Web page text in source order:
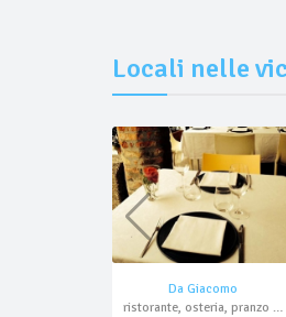
Locali nelle
Da Giacomo
ristorante, osteria, pranzo di lavoro